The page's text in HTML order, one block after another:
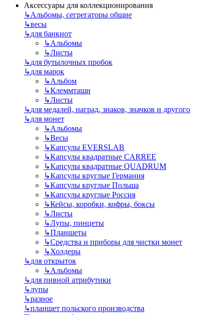
Аксессуары для коллекционирования
↳Альбомы, сегрегаторы общие
↳весы
↳для банкнот
↳Альбомы
↳Листы
↳для бутылочных пробок
↳для марок
↳Альбом
↳Клеммташи
↳Листы
↳для медалей, наград, знаков, значков и другого
↳для монет
↳Альбомы
↳Весы
↳Капсулы EVERSLAB
↳Капсулы квадратные CARREE
↳Капсулы квадратные QUADRUM
↳Капсулы круглые Германия
↳Капсулы круглые Польша
↳Капсулы круглые Россия
↳Кейсы, коробки, кофры, боксы
↳Листы
↳Лупы, пинцеты
↳Планшеты
↳Средства и приборы для чистки монет
↳Холдеры
↳для открыток
↳Альбомы
↳для пивной атрибутики
↳лупы
↳разное
↳планшет польского производства